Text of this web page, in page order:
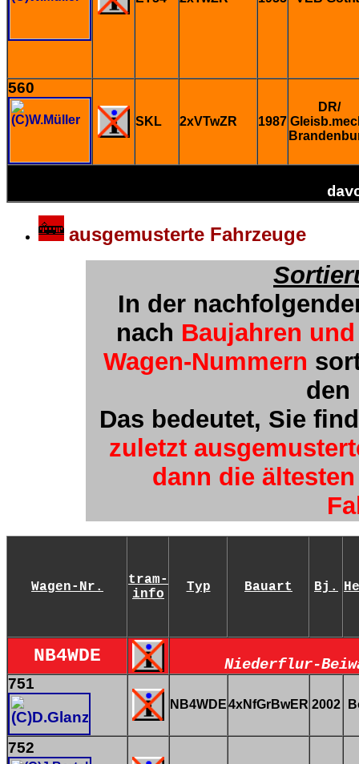
560
SKL 2xVTwZR 1987
DR/
ausgemusterte Fahrzeuge
In der
nach Baujahren
Wagen-Nummern
den
Das bedeutet, Sie
zuletzt
dann die
Wagen-Nr.
tram-
info
Typ Bauart Bj.
NB4WDE Niederflur-
751
NB4WDE4xNfGrBwER 2002
752